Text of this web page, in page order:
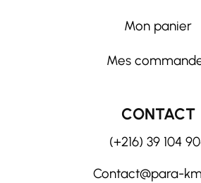
Mon panier
Mes
CONTACT
(+216) 39 104
Contact@para-